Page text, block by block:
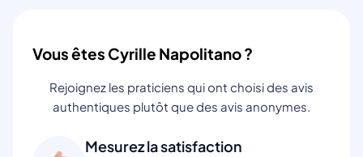
Vous êtes Cyrille Napolitano ?
Rejoignez les praticiens qui ont choisi des avis
authentiques plutôt que des avis anonymes.
Mesurez la satisfaction